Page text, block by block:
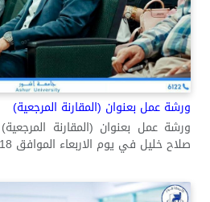
ورشة عمل بعنوان (المقارنة المرجعية)
ورشة عمل بعنوان (المقارنة
صلاح خليل في يوم الاربعاء الموافق 2023/10/18.